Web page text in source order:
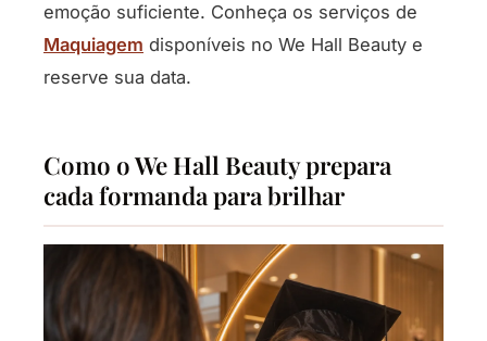
emoção suficiente. Conheça os serviços de
Maquiagem disponíveis no We Hall Beauty e
reserve sua data.
Como o We Hall Beauty prepara
cada formanda para brilhar